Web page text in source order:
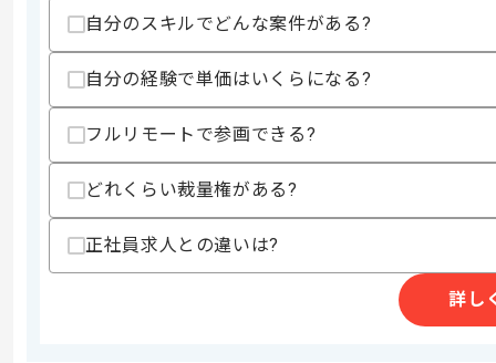
・PHPでのAPIサーバー設計開発経験3
・ソーシャルゲームの開発、運用経験3
・Linuxを利用した開発経験1年以上
・MySQL等、データベースを利用した
歓迎スキル
・リード、もしくはメインプログラマ相
・クラウドサービスを利用したインフラ
・ソーシャルゲームの開発、運用経験
・フレームワーク上での開発経験
上記に似た経験やスキルをお持ちであれば
自分のスキルでどんな案件がある?
自分の経験で単価はいくらになる?
フルリモートで参画できる?
どれくらい裁量権がある?
正社員求人との違いは?
詳し